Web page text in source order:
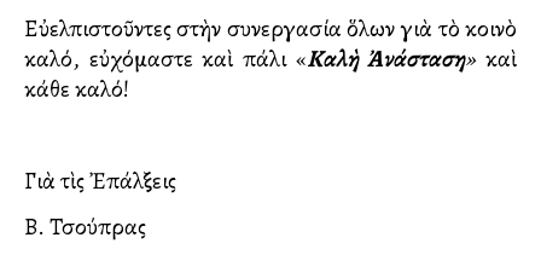
Εὐελπιστοῦντες στὴν συνεργασία ὅλων γιὰ τὸ κοινὸ
καλό, εὐχόμαστε καὶ πάλι «Καλὴ Ἀνάσταση» καὶ
κάθε καλό!
Γιὰ τὶς Ἐπάλξεις
Β. Τσούπρας